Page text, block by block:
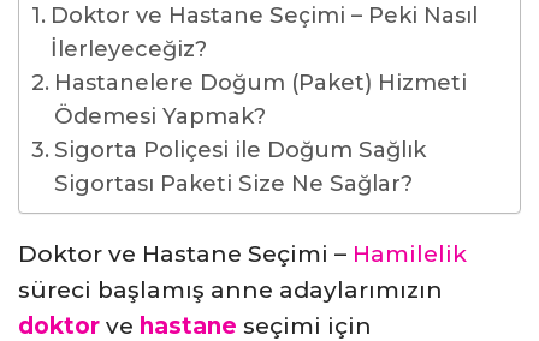
Doktor ve Hastane Seçimi – Peki Nasıl
İlerleyeceğiz?
Hastanelere Doğum (Paket) Hizmeti
Ödemesi Yapmak?
Sigorta Poliçesi ile Doğum Sağlık
Sigortası Paketi Size Ne Sağlar?
Doktor ve Hastane Seçimi – Hamilelik
süreci başlamış anne adaylarımızın
doktor ve hastane seçimi için